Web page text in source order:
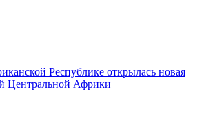
Республике открылась новая
Центральной Африки